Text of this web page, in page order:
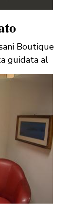
Boutique
guidata al